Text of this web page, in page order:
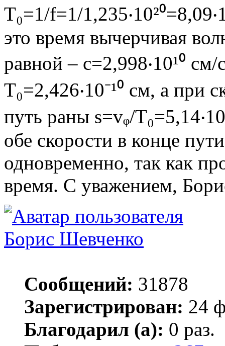
Т₀=1/f=1/
это время вычерчивая
равной – с=2,998‧10¹⁰
Т₀=2,426‧10⁻¹⁰ см, а при
путь раны s=vᵩ/
обе скорости в конце
одновременно, так как
время. С уважением,
Борис Шевченко
Сообщений: 31878
Зарегистрирован: 24
Благодарил (а): 0 раз.